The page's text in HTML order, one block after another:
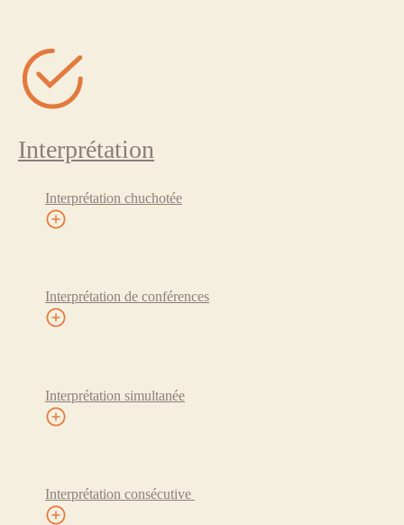
Interprétation
Interprétation chuchotée
Interprétation de conférences
Interprétation simultanée
Interprétation consécutive